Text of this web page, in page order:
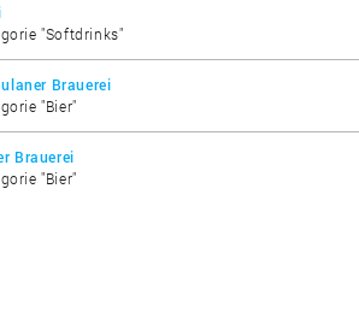
"Softdrinks"
Brauerei
"Bier"
Brauerei
"Bier"